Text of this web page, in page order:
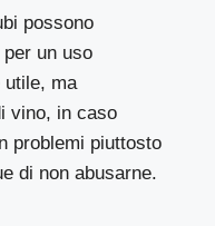
possono
un uso
utile, ma
vino, in caso
problemi piuttosto
di non abusarne.